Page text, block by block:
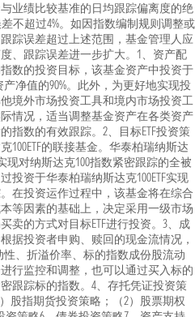
业绩比较基准的日均跟踪偏离度的绝
不超过4%。如因指数编制规则调整或
踪误差超过上述范围，基金管理人应
、跟踪误差进一步扩大。1、资产配
数的投资目标，该基金资产中投资于
产净值的90%。此外，为更好地实现投
境外市场投资工具和境内市场投资工
情况，适当调整基金资产在各类资产
指数的有效跟踪。2、目标ETF投资策
100ETF的联接基金。华泰柏瑞纳斯达
现对纳斯达克100指数紧密跟踪的全被
投资于华泰柏瑞纳斯达克100ETF实现
在投资运作过程中，该基金将在综合
等因素的基础上，决定采用一级市场
卖的方式对目标ETF进行投资。3、成
据投资者申购、赎回的现金流情况，
性、折溢价率、标的指数成份股流动
行监控和调整，也可以通过买入标的
跟踪标的指数。4、存托凭证投资策
股指期货投资策略；（2）股票期权